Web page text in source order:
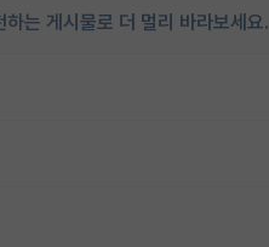
는 게시물로 더 멀리 바라보세요.